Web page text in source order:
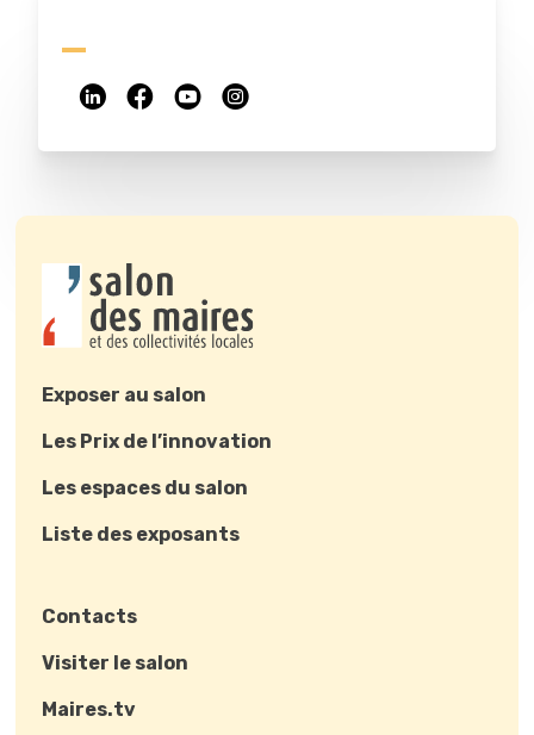
Exposer au salon
Les Prix de l’innovation
Les espaces du salon
Liste des exposants
Contacts
Visiter le salon
Maires.tv